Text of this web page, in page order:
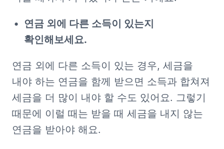
연금 외에 다른 소득이 있는지
확인해보세요.
연금 외에 다른 소득이 있는 경우, 세금을
내야 하는 연금을 함께 받으면 소득과 합쳐져
세금을 더 많이 내야 할 수도 있어요. 그렇기
때문에 이럴 때는 받을 때 세금을 내지 않는
연금을 받아야 해요.